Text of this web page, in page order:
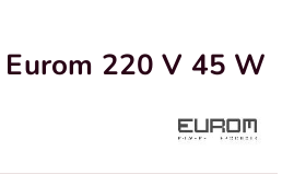
220 V 45 W